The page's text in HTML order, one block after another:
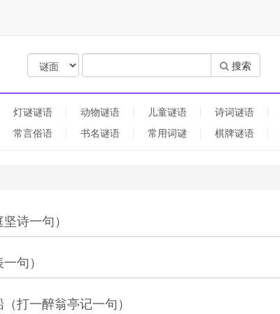
搜索
灯谜谜语 动物谜语 儿童谜语 诗词谜语
常言俗语 书名谜语 常用词谜 棋牌谜语
诗一句）
句）
打一醉翁亭记一句）